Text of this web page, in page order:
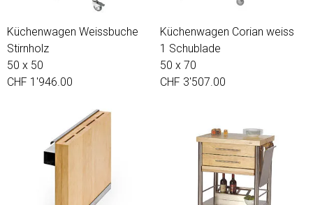
Küchenwagen Weissbuche
Stirnholz
50 x 50
CHF 1'946.00
Küchenwagen Corian weiss
1 Schublade
50 x 70
CHF 3'507.00